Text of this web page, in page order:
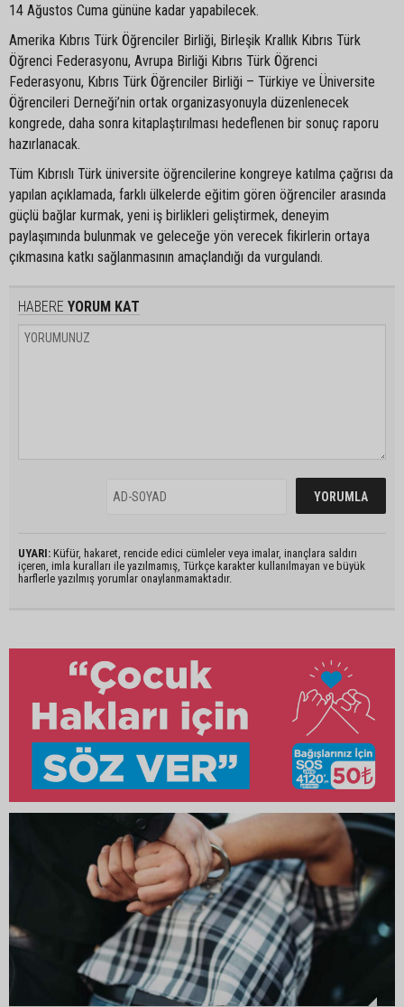
14 Ağustos Cuma gününe kadar yapabilecek.
Amerika Kıbrıs Türk Öğrenciler Birliği, Birleşik Krallık Kıbrıs Türk
Öğrenci Federasyonu, Avrupa Birliği Kıbrıs Türk Öğrenci
Federasyonu, Kıbrıs Türk Öğrenciler Birliği – Türkiye ve Üniversite
Öğrencileri Derneği’nin ortak organizasyonuyla düzenlenecek
kongrede, daha sonra kitaplaştırılması hedeflenen bir sonuç raporu
hazırlanacak.
Tüm Kıbrıslı Türk üniversite öğrencilerine kongreye katılma çağrısı da
yapılan açıklamada, farklı ülkelerde eğitim gören öğrenciler arasında
güçlü bağlar kurmak, yeni iş birlikleri geliştirmek, deneyim
paylaşımında bulunmak ve geleceğe yön verecek fikirlerin ortaya
çıkmasına katkı sağlanmasının amaçlandığı da vurgulandı.
HABERE YORUM KAT
UYARI: Küfür, hakaret, rencide edici cümleler veya imalar, inançlara saldırı
içeren, imla kuralları ile yazılmamış, Türkçe karakter kullanılmayan ve büyük
harflerle yazılmış yorumlar onaylanmamaktadır.